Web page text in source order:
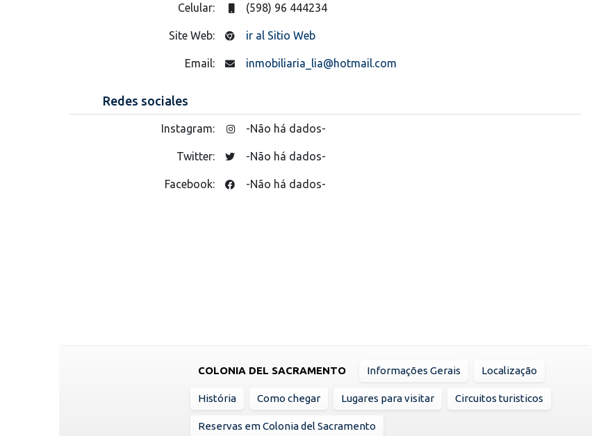
Celular: (598) 96 444234
Site Web: ir al Sitio Web
Email: inmobiliaria_lia@hotmail.com
Redes sociales
Instagram: -Não há dados-
Twitter: -Não há dados-
Facebook: -Não há dados-
COLONIA DEL SACRAMENTO Informações Gerais Localização
História Como chegar Lugares para visitar Circuitos turisticos
Reservas em Colonia del Sacramento